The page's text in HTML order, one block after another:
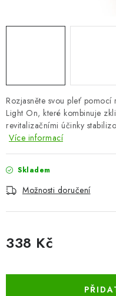
Mapa
Rozjasněte svou pleť pomocí
Light On, které kombinuje
revitalizačními účinky
Více informací
Skladem
Možnosti doručení
338 Kč